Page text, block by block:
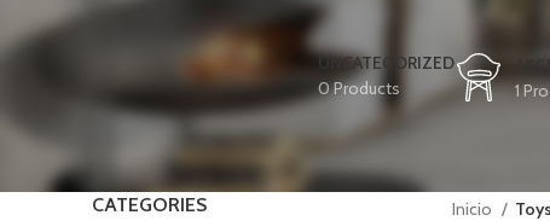
UNCATEGORIZED
0 Products
1
CATEGORIES Inicio Toys